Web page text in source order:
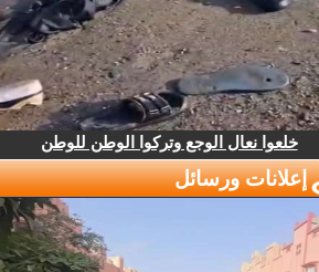
خلعوا نعال الوجع وتركوا الوطن للوطن
إعلانات ورسائل